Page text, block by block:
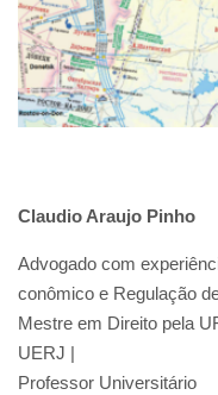
Claudio Araujo Pinho
Advogado com
conômico e Regulação
Mestre em Direito pela
UERJ |
Professor Universitário